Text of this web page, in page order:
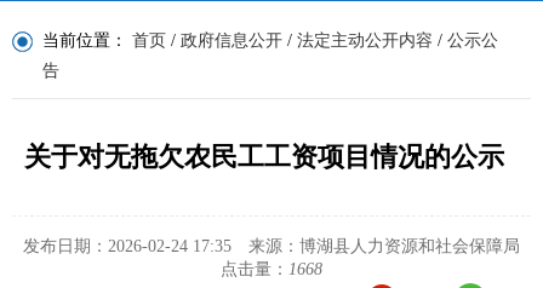
当前位置： 首页 / 政府信息公开 / 法定主动公开内容 / 公示公
告
关于对无拖欠农民工工资项目情况的公示
发布日期：2026-02-24 17:35
来源：博湖县人力资源和社会保障局
点击量： 1668